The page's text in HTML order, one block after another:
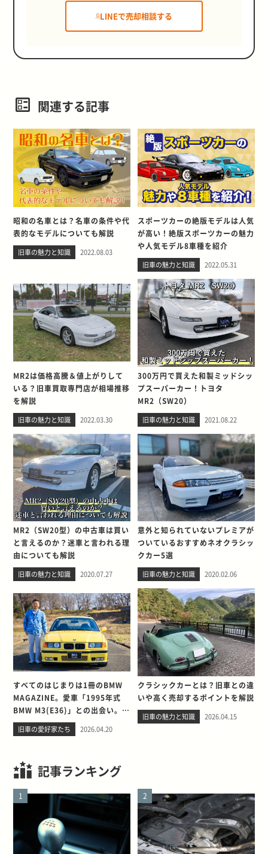
LINEで売却相談する
関連する記事
昭和の名車とは？名車の条件や代
表的なモデルについても解説
旧車の魅力と知識 2022.08.03
スポーツカーの絶版モデルは人気
が高い！絶版スポーツカーの魅力
や人気モデル8車種を紹介
旧車の魅力と知識 2022.05.31
MR2は価格高騰＆値上がりして
いる？旧車買取専門店が相場推移
を解説
旧車の魅力と知識 2022.03.30
300万円で買えた和製ミッドシッ
プスーパーカー！トヨタ
MR2（SW20）
旧車の魅力と知識 2021.08.22
MR2（SW20型）の中古車は買い
と言えるのか？迷車と言われる理
由についても解説
旧車の魅力と知識 2020.07.27
意外と知られていないプレミアが
ついているおすすめネオクラシッ
クカー5選
旧車の魅力と知識 2020.02.06
すべてのはじまりは1冊のBMW
MAGAZINE。愛車「1995年式
BMW M3(E36)」との出会い。そ
して別れを考える
旧車の愛好家たち 2026.04.20
クラシックカーとは？旧車との違
いや高く売却するポイントを解説
旧車の魅力と知識 2026.04.15
記事ランキング
1 2